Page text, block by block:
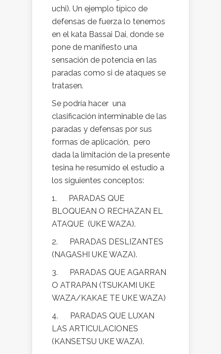
uchi). Un ejemplo típico de
defensas de fuerza lo tenemos
en el kata Bassai Dai, donde se
pone de manifiesto una
sensación de potencia en las
paradas como si de ataques se
tratasen.
Se podría hacer una
clasificación interminable de las
paradas y defensas por sus
formas de aplicación, pero
dada la limitación de la presente
tesina he resumido el estudio a
los siguientes conceptos:
1. PARADAS QUE
BLOQUEAN O RECHAZAN EL
ATAQUE (UKE WAZA).
2. PARADAS DESLIZANTES
(NAGASHI UKE WAZA).
3. PARADAS QUE AGARRAN
O ATRAPAN (TSUKAMI UKE
WAZA/KAKAE TE UKE WAZA)
4. PARADAS QUE LUXAN
LAS ARTICULACIONES
(KANSETSU UKE WAZA).